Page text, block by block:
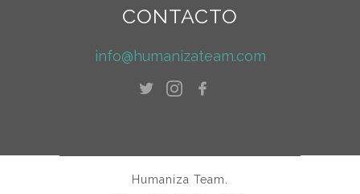
CONTACTO
info@humanizateam.com
Humaniza Team.